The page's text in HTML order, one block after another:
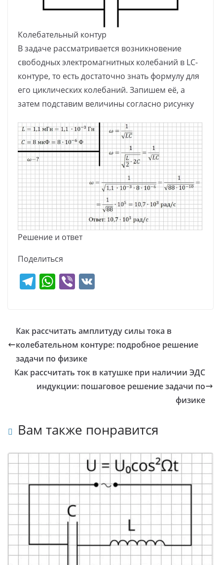
Колебательный контур
В задаче рассматривается возникновение
свободных электромагнитных колебаний в LC-
контуре, то есть достаточно знать формулу для
его циклических колебаний. Запишем её, а
затем подставим величины согласно рисунку
Решение и ответ
Поделиться
T
gr
a
m
W
s
A
p
p
Vi
Как рассчитать амплитуду силы тока в
колебательном контуре: подробное решение
задачи по физике
Как рассчитать ток в катушке при наличии ЭДС
индукции: пошаговое решение задачи по
физике
Вам также понравится